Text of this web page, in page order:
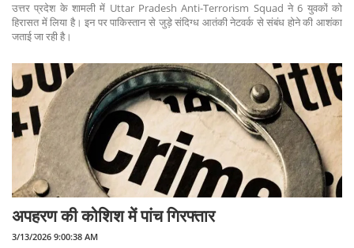
उत्तर प्रदेश के शामली में Uttar Pradesh Anti-Terrorism Squad ने 6 युवकों को
हिरासत में लिया है। इन पर पाकिस्तान से जुड़े संदिग्ध आतंकी नेटवर्क से संबंध होने की आशंका
जताई जा रही है।
अपहरण की कोशिश में पांच गिरफ्तार
3/13/2026 9:00:38 AM